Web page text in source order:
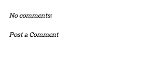
No comments:
Post a Comment